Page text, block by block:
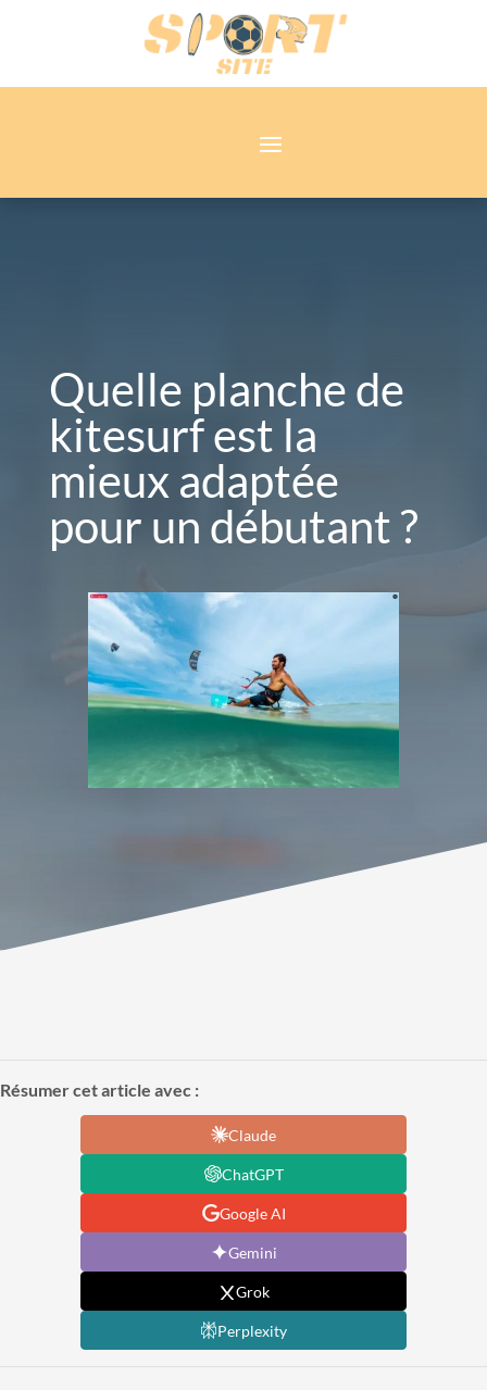
Quelle planche de
kitesurf est la
mieux adaptée
pour un débutant ?
Résumer cet article avec :
Claude
ChatGPT
Google AI
Gemini
Grok
Perplexity